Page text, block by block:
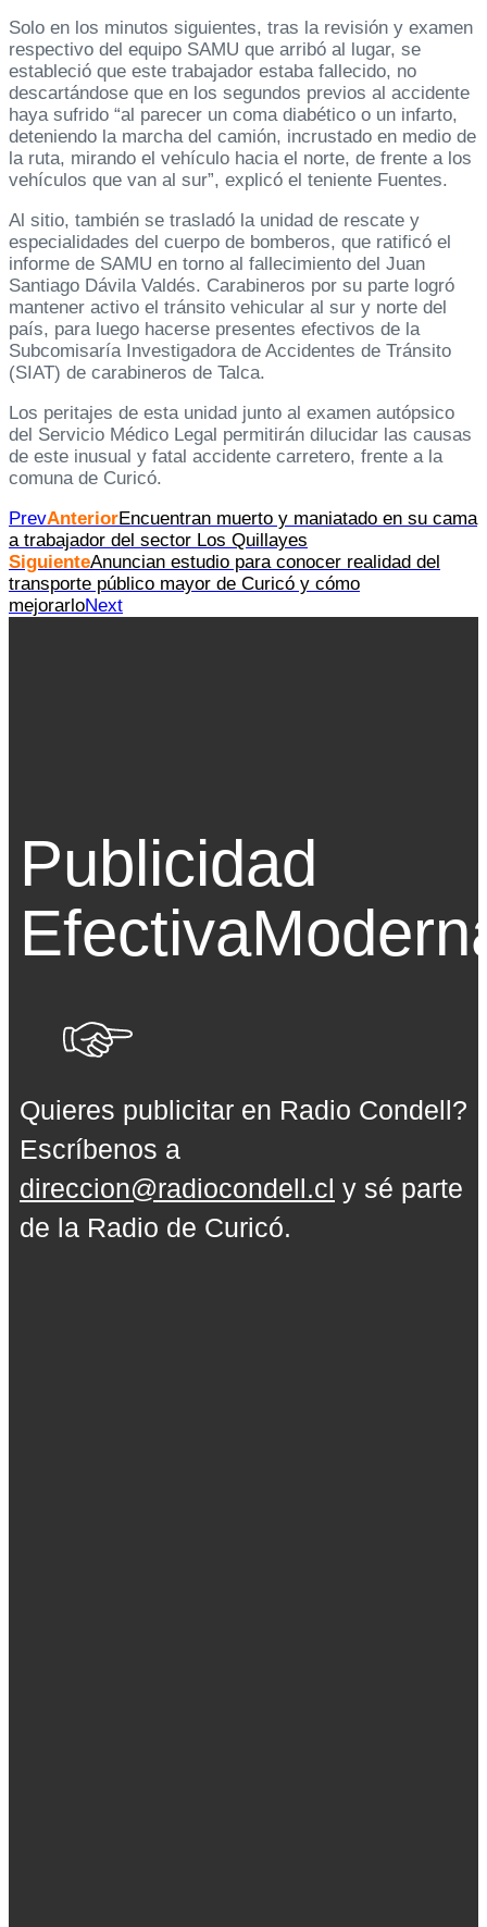
Solo en los minutos siguientes, tras la revisión y examen
respectivo del equipo SAMU que arribó al lugar, se
estableció que este trabajador estaba fallecido, no
descartándose que en los segundos previos al accidente
haya sufrido “al parecer un coma diabético o un infarto,
deteniendo la marcha del camión, incrustado en medio de
la ruta, mirando el vehículo hacia el norte, de frente a los
vehículos que van al sur”, explicó el teniente Fuentes.
Al sitio, también se trasladó la unidad de rescate y
especialidades del cuerpo de bomberos, que ratificó el
informe de SAMU en torno al fallecimiento del Juan
Santiago Dávila Valdés. Carabineros por su parte logró
mantener activo el tránsito vehicular al sur y norte del
país, para luego hacerse presentes efectivos de la
Subcomisaría Investigadora de Accidentes de Tránsito
(SIAT) de carabineros de Talca.
Los peritajes de esta unidad junto al examen autópsico
del Servicio Médico Legal permitirán dilucidar las causas
de este inusual y fatal accidente carretero, frente a la
comuna de Curicó.
PrevAnteriorEncuentran muerto y maniatado en su cama
a trabajador del sector Los Quillayes
SiguienteAnuncian estudio para conocer realidad del
transporte público mayor de Curicó y cómo
mejorarloNext
Publicidad
Efectiva
Quieres publicitar en Radio Condell?
Escríbenos a
direccion@radiocondell.cl y sé parte
de la Radio de Curicó.